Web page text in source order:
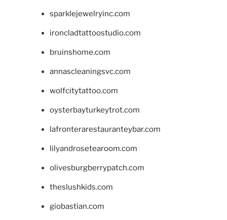
sparklejewelryinc.com
ironcladtattoostudio.com
bruinshome.com
annascleaningsvc.com
wolfcitytattoo.com
oysterbayturkeytrot.com
lafronterarestauranteybar.com
lilyandrosetearoom.com
olivesburgberrypatch.com
theslushkids.com
giobastian.com